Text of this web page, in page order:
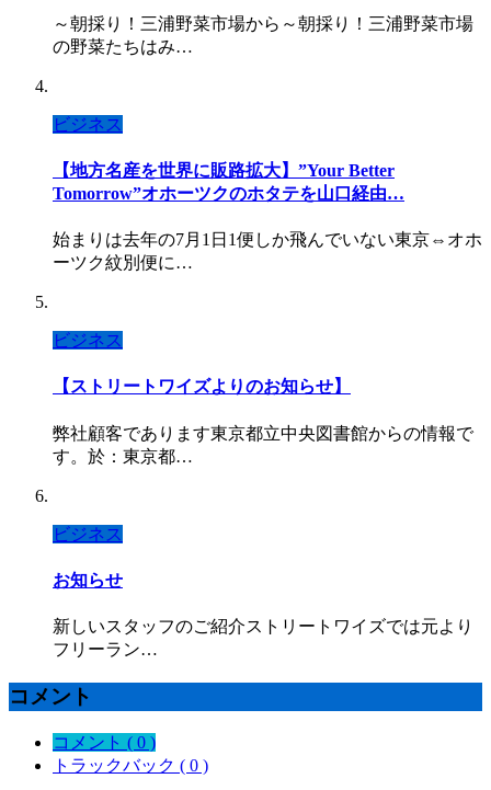
～朝採り！三浦野菜市場から～朝採り！三浦野菜市場
の野菜たちはみ…
ビジネス
【地方名産を世界に販路拡大】”Your Better
Tomorrow”オホーツクのホタテを山口経由…
始まりは去年の7月1日1便しか飛んでいない東京⇔オホ
ーツク紋別便に…
ビジネス
【ストリートワイズよりのお知らせ】
弊社顧客であります東京都立中央図書館からの情報で
す。於：東京都…
ビジネス
お知らせ
新しいスタッフのご紹介ストリートワイズでは元より
フリーラン…
コメント
コメント ( 0 )
トラックバック ( 0 )